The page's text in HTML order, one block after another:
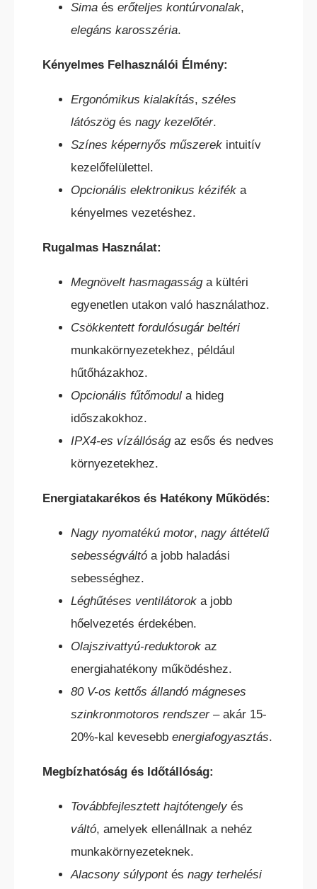
KÜLTÉRI ELEKTROMOS HOMLOKVILLÁS
TARGONCA
TEREPES HOMLOKVILLÁS
TARGONCA
TARGONCA
HC ÖNJÁRÓ OLLÓS
SZEMÉLYEMELŐK
Sima és erőteljes kontúrvonalak,
elegáns karosszéria.
Kényelmes Felhasználói Élmény:
Ergonómikus kialakítás, széles
látószögés nagy kezelőtér.
Színes képernyős műszerek intuitív
kezelőfelülettel.
Opcionális elektronikus kézifék a
kényelmes vezetéshez.
Rugalmas Használat:
Megnövelt hasmagassága kültéri
egyenetlen utakon való használathoz.
Csökkentett fordulósugár beltéri
munkakörnyezetekhez, például
hűtőházakhoz.
Opcionális fűtőmodul a hideg
időszakokhoz.
IPX4-es vízállóságaz esős és nedves
környezetekhez.
Energiatakarékos és Hatékony Működés:
Nagy nyomatékú motor, nagy áttételű
sebességváltó a jobb haladási
sebességhez.
Léghűtéses ventilátorok a jobb
hőelvezetés érdekében.
Olajszivattyú-reduktorok az
energiahatékony működéshez.
80 V-os kettős állandó mágneses
szinkronmotoros rendszer– akár 15-
20%-kal kevesebb energiafogyasztás.
Megbízhatóság és Időtállóság:
Továbbfejlesztett hajtótengely és
váltó, amelyek ellenállnak a nehéz
munkakörnyezeteknek.
Alacsony súlypontés nagy terhelési